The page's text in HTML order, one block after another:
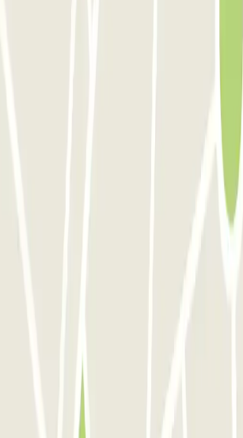
a Firenze
- Aeroporto di Firenze Peretola
potrebbero interessarti vicino a
(Garage Excelsior)
Chiesa di Ognissanti
Maria Novella Stazione-Firenze | Parclick
allo Starhotels Michelangelo Florence
Via Tornabuoni